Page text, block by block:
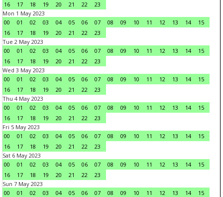
16
17 18 19 20 21 22
23
Mon 1 May 2023
00
01 02 03 04 05 06 07 08 09 10 11 12 13 14
15
16
17 18 19 20 21 22
23
Tue 2 May 2023
00
01 02 03 04 05 06 07 08 09 10 11 12 13 14
15
16
17 18 19 20 21 22
23
Wed 3 May 2023
00
01 02 03 04 05 06 07 08 09 10 11 12 13 14
15
16
17 18 19 20 21 22
23
Thu 4 May 2023
00
01 02 03 04 05 06 07 08 09 10 11 12 13 14
15
16
17 18 19 20 21 22
23
Fri 5 May 2023
00
01 02 03 04 05 06 07 08 09 10 11 12 13 14
15
16
17 18 19 20 21 22
23
Sat 6 May 2023
00
01 02 03 04 05 06 07 08 09 10 11 12 13 14
15
16
17 18 19 20 21 22
23
Sun 7 May 2023
00
01 02 03 04 05 06 07 08 09 10 11 12 13 14
15